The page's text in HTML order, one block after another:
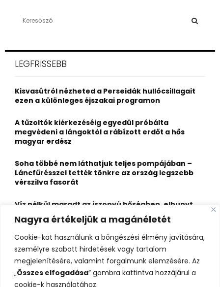
Nagyra értékeljük a magánéletét
Cookie-kat használunk a böngészési élmény javítására,
személyre szabott hirdetések vagy tartalom
megjelenítésére, valamint forgalmunk elemzésére. Az
„Összes elfogadása” gombra kattintva hozzájárul a
cookie-k használatához.
h
o
r
LEGFRISSEBB
Kisvasútról nézheted a Perseidák hullócsillagait
ezen a különleges éjszakai programon
A tűzoltók kiérkezéséig egyedül próbálta
megvédeni a lángoktól a rábízott erdőt a hős
magyar erdész
Soha többé nem láthatjuk teljes pompájában –
Láncfűrésszel tették tönkre az ország legszebb
vérszilva fasorát
Víz nélkül maradt az iszonyú hőségben, elhunyt
egy kiránduló a legnépszerűbb horvát
hegységben
Felbecsülhetetlen értékű honfoglaláskori
leletegyüttes került elő Pest megyében – videóval